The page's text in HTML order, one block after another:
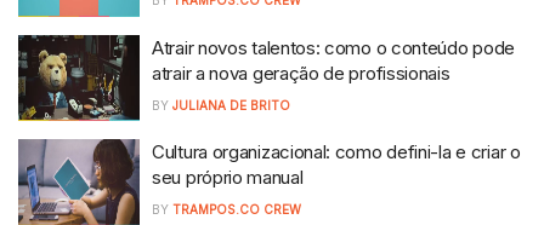
Atrair novos talentos: como o conteúdo pode
atrair a nova geração de profissionais
BY JULIANA DE BRITO
Cultura organizacional: como defini-la e criar o
seu próprio manual
BY TRAMPOS.CO CREW